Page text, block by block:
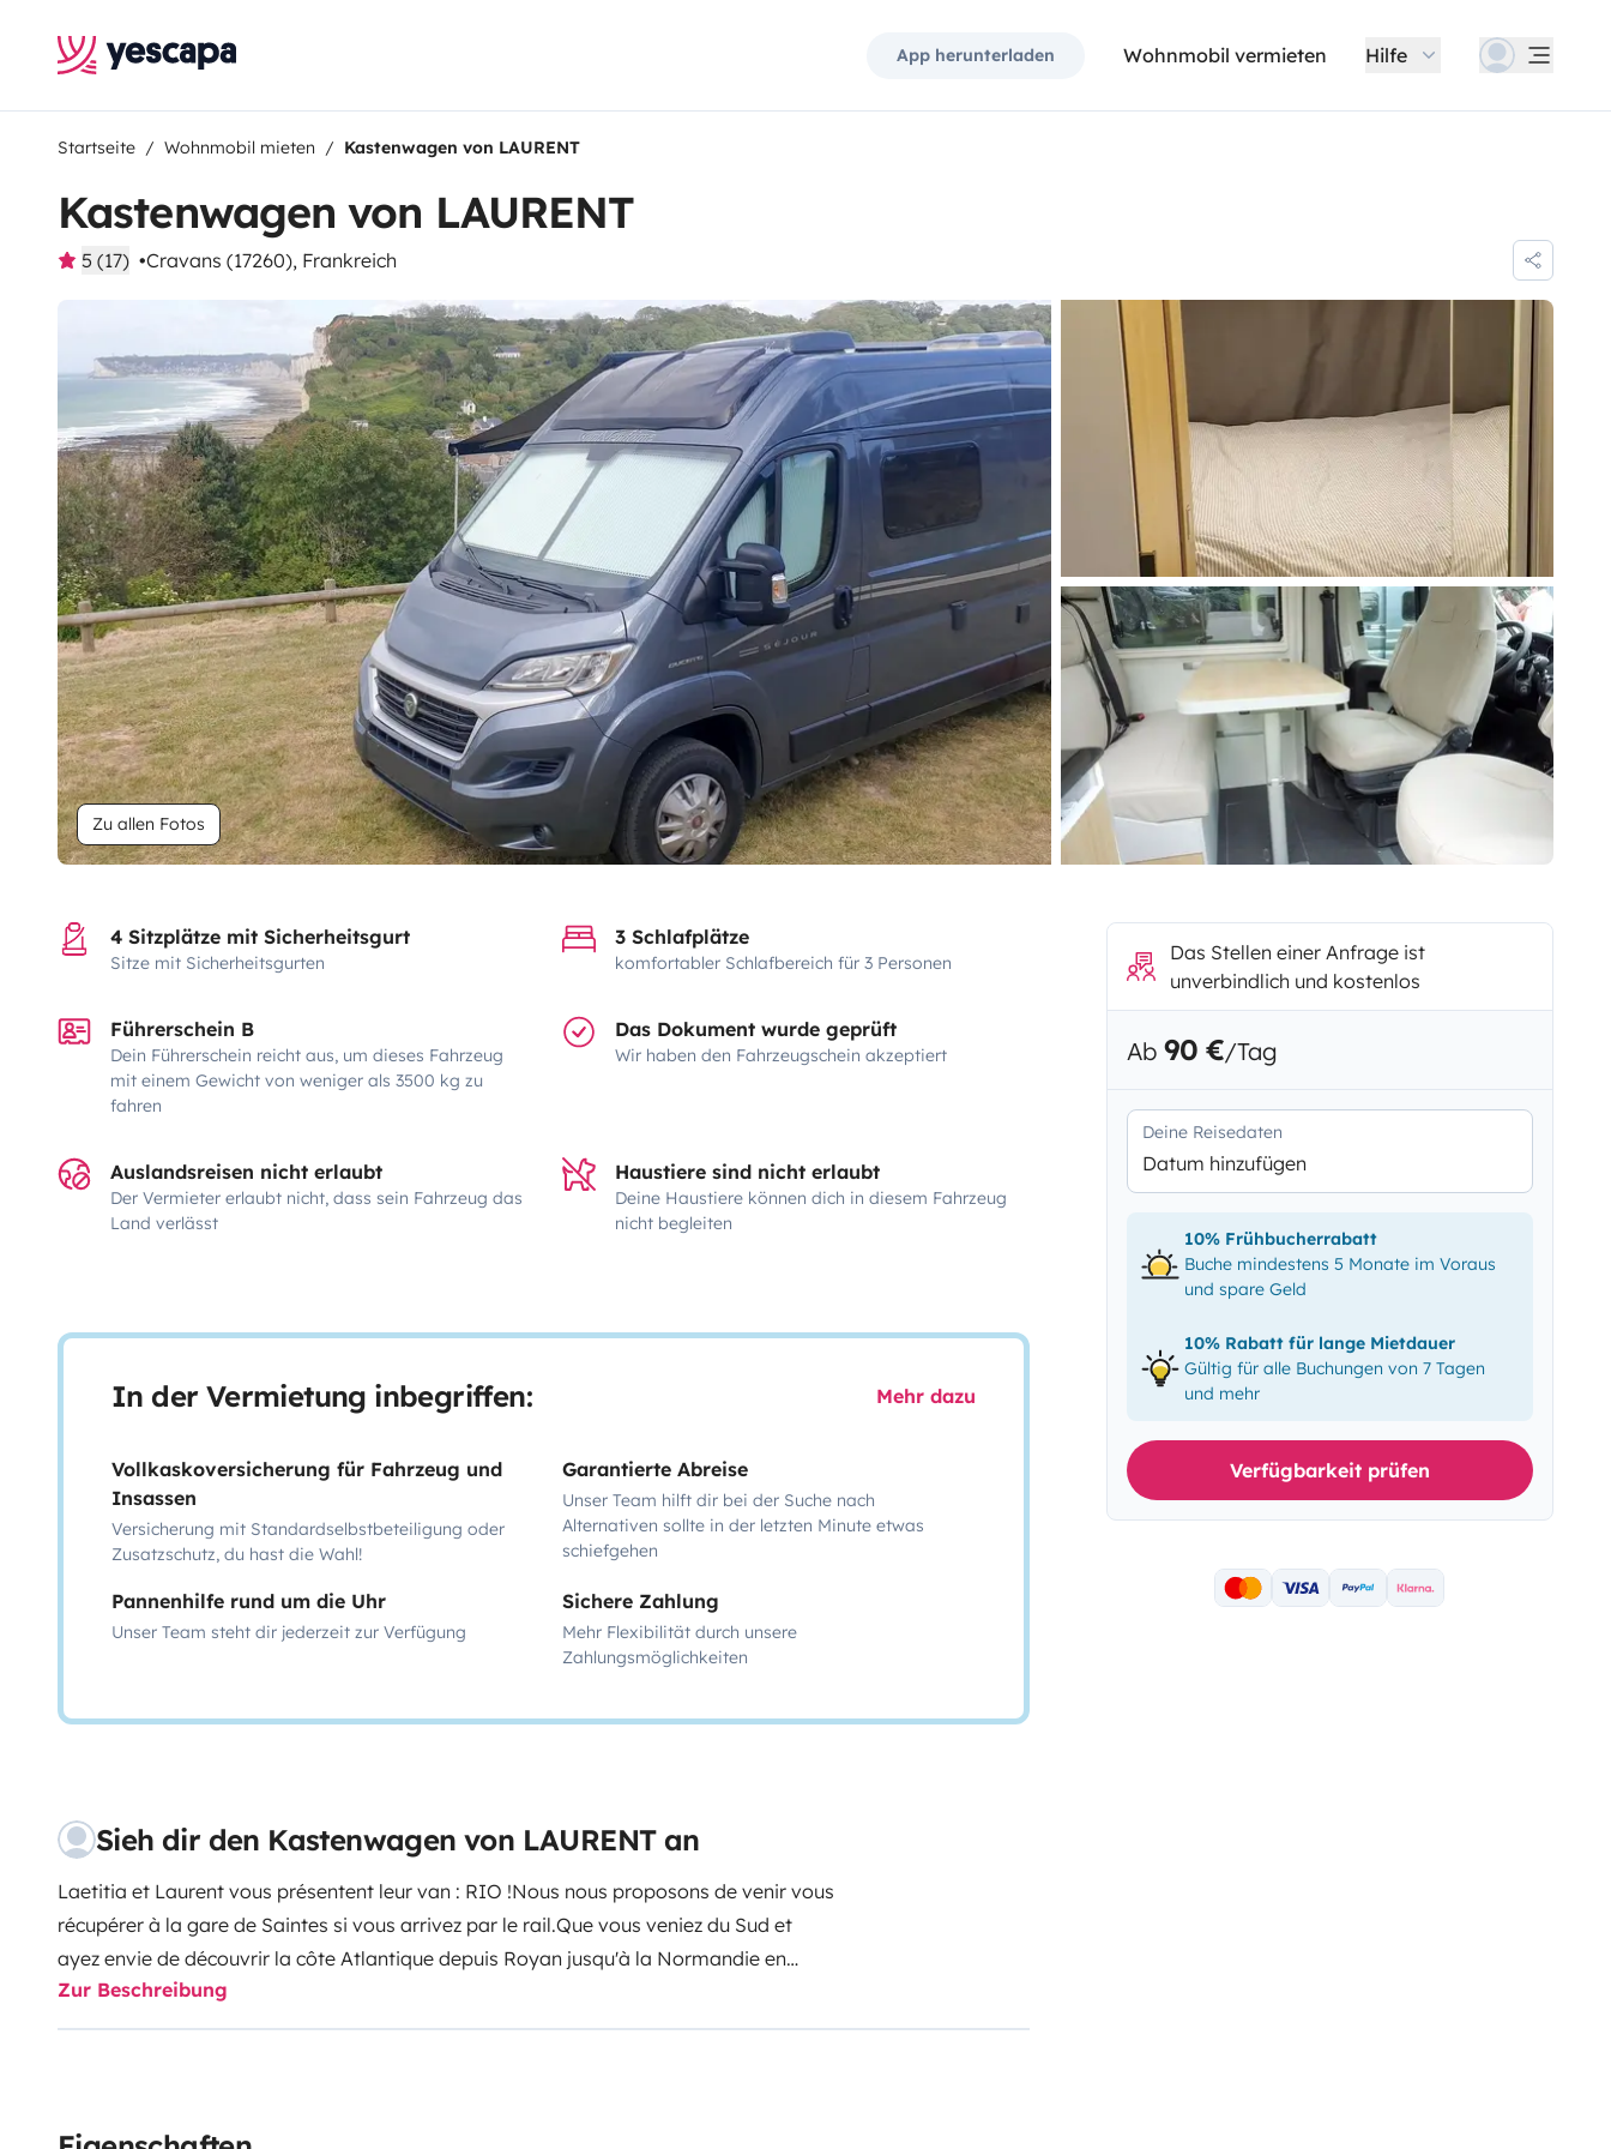
App herunterladen Wohnmobil vermieten Hilfe
Startseite Wohnmobil mieten Kastenwagen von LAURENT
Kastenwagen von LAURENT
5 (17) Cravans (17260), Frankreich
Zu allen Fotos
4 Sitzplätze mit Sicherheitsgurt
Sitze mit Sicherheitsgurten
3 Schlafplätze
komfortabler Schlafbereich für 3 Personen
Führerschein B
Dein Führerschein reicht aus, um dieses Fahrzeug
mit einem Gewicht von weniger als 3500 kg zu
fahren
Das Dokument wurde geprüft
Wir haben den Fahrzeugschein akzeptiert
Auslandsreisen nicht erlaubt
Der Vermieter erlaubt nicht, dass sein Fahrzeug das
Land verlässt
Haustiere sind nicht erlaubt
Deine Haustiere können dich in diesem Fahrzeug
nicht begleiten
In der Vermietung inbegriffen: Mehr dazu
Vollkaskoversicherung für Fahrzeug und
Insassen
Versicherung mit Standardselbstbeteiligung oder
Zusatzschutz, du hast die Wahl!
Garantierte Abreise
Unser Team hilft dir bei der Suche nach
Alternativen sollte in der letzten Minute etwas
schiefgehen
Pannenhilfe rund um die Uhr
Unser Team steht dir jederzeit zur Verfügung
Sichere Zahlung
Mehr Flexibilität durch unsere
Zahlungsmöglichkeiten
Sieh dir den Kastenwagen von LAURENT an
Laetitia et Laurent vous présentent leur van : RIO !Nous nous proposons de venir vous
récupérer à la gare de Saintes si vous arrivez par le rail.Que vous veniez du Sud et
ayez envie de découvrir la côte Atlantique depuis Royan jusqu'à la Normandie en
passant par la Bretagne, ou que vous veniez du Nord pour explorer l'estuaire de la
gironde, le Sud ouest et l'Espagne, n'hésitez plus, Rio - stationné à 25 min de Royan -
Zur Beschreibung
Das Stellen einer Anfrage ist
unverbindlich und kostenlos
Ab 90 €/Tag
Deine Reisedaten
Datum hinzufügen
10% Frühbucherrabatt
Buche mindestens 5 Monate im Voraus
und spare Geld
10% Rabatt für lange Mietdauer
Gültig für alle Buchungen von 7 Tagen
und mehr
Verfügbarkeit prüfen